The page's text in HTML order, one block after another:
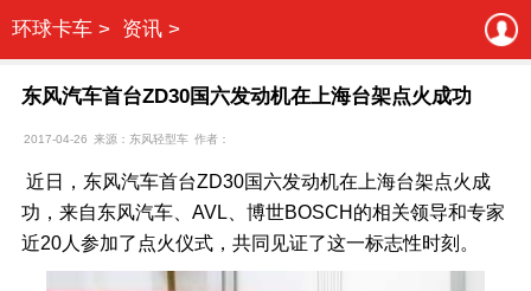
环球卡车 > 资讯 >
东风汽车首台ZD30国六发动机在上海台架点火成功
2017-04-26 来源：东风轻型车 作者：
近日，东风汽车首台ZD30国六发动机在上海台架点火成
功，来自东风汽车、AVL、博世BOSCH的相关领导和专家
近20人参加了点火仪式，共同见证了这一标志性时刻。